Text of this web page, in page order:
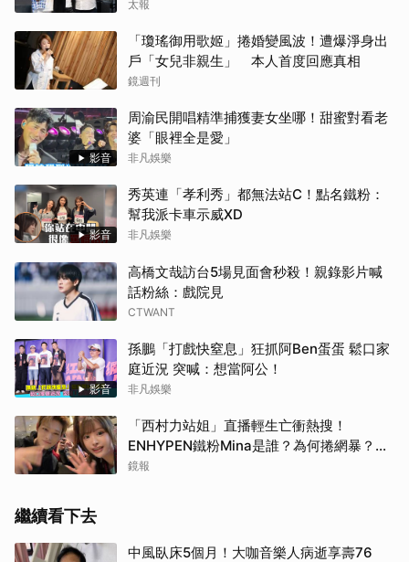
太報
「瓊瑤御用歌姬」捲婚變風波！遭爆淨身出
戶「女兒非親生」 本人首度回應真相
鏡週刊
影音
周渝民開唱精準捕獲妻女坐哪！甜蜜對看老
婆「眼裡全是愛」
非凡娛樂
影音
秀英連「孝利秀」都無法站C！點名鐵粉：
幫我派卡車示威XD
非凡娛樂
高橋文哉訪台5場見面會秒殺！親錄影片喊
話粉絲：戲院見
CTWANT
影音
孫鵬「打戲快窒息」狂抓阿Ben蛋蛋 鬆口家
庭近況 突喊：想當阿公！
非凡娛樂
「西村力站姐」直播輕生亡衝熱搜！
ENHYPEN鐵粉Mina是誰？為何捲網暴？
事件始末一次看
鏡報
繼續看下去
中風臥床5個月！大咖音樂人病逝享壽76